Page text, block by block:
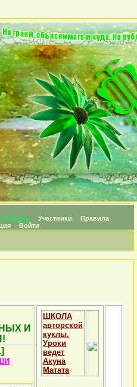
Награды Участники
Правила
Войти
И
ШКОЛА
авторской
куклы.
Уроки
ведет
Акуна
Матата